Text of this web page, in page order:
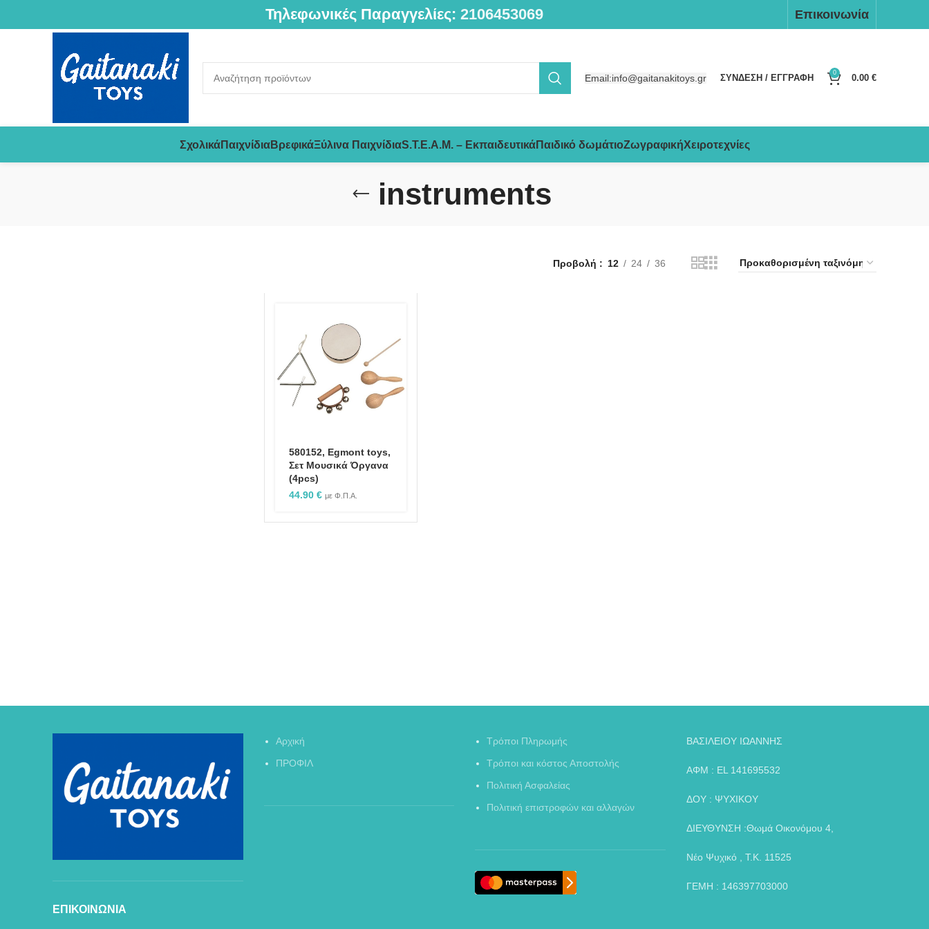
Τηλεφωνικές Παραγγελίες: 2106453069 Επικοινωνία
Email:info@gaitanakitoys.gr ΣΥΝΔΕΣΗ / ΕΓΓΡΑΦΗ
0
0.00 €
ΣχολικάΠαιχνίδιαΒρεφικάΞύλινα ΠαιχνίδιαS.T.E.A.M. – ΕκπαιδευτικάΠαιδικό δωμάτιοΖωγραφικήΧειροτεχνίες
instruments
Προβολή 12 24 36
580152, Egmont toys,
Σετ Μουσικά Όργανα
(4pcs)
44.90 € με Φ.Π.Α.
ΕΠΙΚΟΙΝΩΝΙΑ
Αρχική
ΠΡΟΦΙΛ
Τρόποι Πληρωμής
Τρόποι και κόστος Αποστολής
Πολιτική Ασφαλείας
Πολιτική επιστροφών και αλλαγών
ΒΑΣΙΛΕΙΟΥ ΙΩΑΝΝΗΣ
ΑΦΜ : EL 141695532
ΔΟΥ : ΨΥΧΙΚΟΥ
ΔΙΕΥΘΥΝΣΗ :Θωμά Οικονόμου 4,
Νέο Ψυχικό , Τ.Κ. 11525
ΓΕΜΗ : 146397703000